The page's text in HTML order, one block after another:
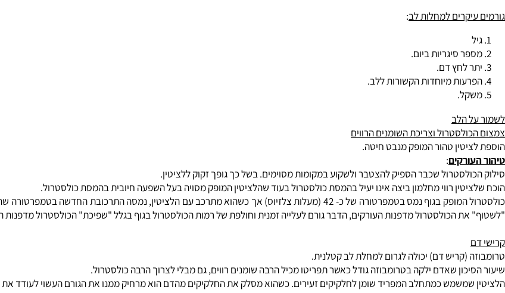
מסתכם שיעור התמותה ב- 120 מקרי מוות על כל אלף גברים.
למחלות לב:
סיגריות ביום.
לחץ דם.
מיוחדות הקשורות ללב.
הלב
וצריכת השומנים הרווים
טהור המופק מנבט חיטה.
:
שכבר הספיק להצטבר ולשקוע במקומות מסוימים. בשל כך גופך זקוק ללציטין.
הכולסטרול מדפנות העורקים, הדבר גורם לעלייה זמנית וחולפת של רמות הכולסטרול בגוף בגלל "שפיכת" הכולסטרול מדפנות